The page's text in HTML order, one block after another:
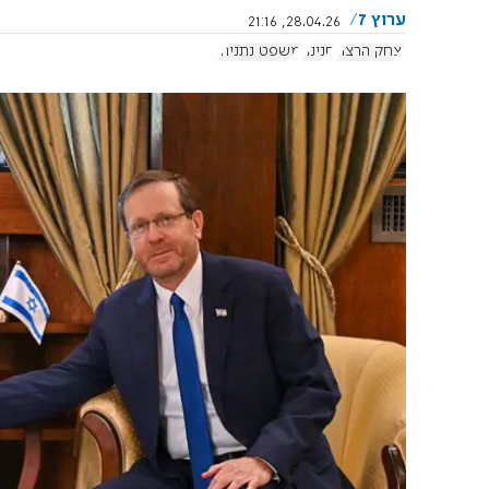
ערוץ 7
28.04.26, 21:16
יצחק הרצוג חנינה משפט נתניהו